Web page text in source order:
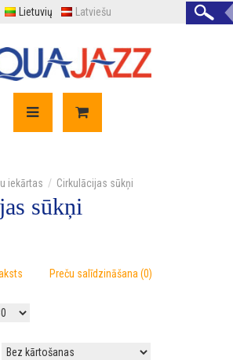
Lietuvių Latviešu
iekārtas Cirkulācijas sūkņi
sūkņi
Preču salīdzināšana (0)